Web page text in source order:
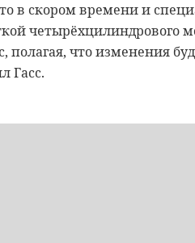
в скоромвремении
четырёхцилиндрового
, полагая, чтоизменения
Гасс.